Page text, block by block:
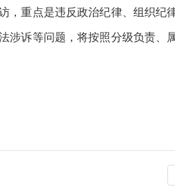
，重点是违反政治纪律、组织纪
涉诉等问题，将按照分级负责、